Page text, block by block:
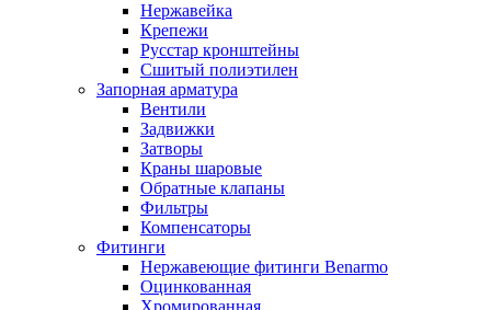
Нержавейка
Крепежи
Русстар кронштейны
Сшитый полиэтилен
Запорная арматура
Вентили
Задвижки
Затворы
Краны шаровые
Обратные клапаны
Фильтры
Компенсаторы
Фитинги
Нержавеющие фитинги Benarmo
Оцинкованная
Хромированная